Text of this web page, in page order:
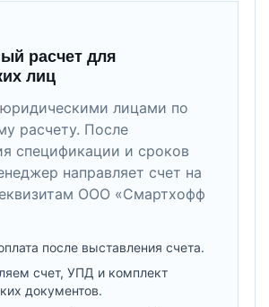
расчет для
лиц
лицами по
расчету. После
спецификации и сроков
направляет счет на
ООО «Смартхофф
после выставления счета.
счет, УПД и комплект
документов.